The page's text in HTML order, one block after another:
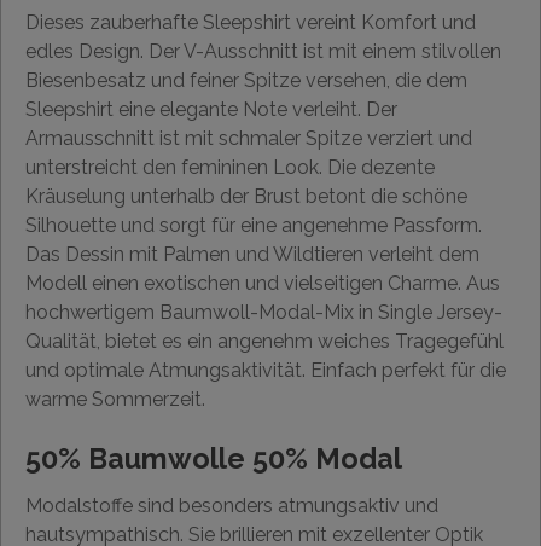
Dieses zauberhafte Sleepshirt vereint Komfort und
edles Design. Der V-Ausschnitt ist mit einem stilvollen
Biesenbesatz und feiner Spitze versehen, die dem
Sleepshirt eine elegante Note verleiht. Der
Armausschnitt ist mit schmaler Spitze verziert und
unterstreicht den femininen Look. Die dezente
Kräuselung unterhalb der Brust betont die schöne
Silhouette und sorgt für eine angenehme Passform.
Das Dessin mit Palmen und Wildtieren verleiht dem
Modell einen exotischen und vielseitigen Charme. Aus
hochwertigem Baumwoll-Modal-Mix in Single Jersey-
Qualität, bietet es ein angenehm weiches Tragegefühl
und optimale Atmungsaktivität. Einfach perfekt für die
warme Sommerzeit.
50% Baumwolle 50% Modal
Modalstoffe sind besonders atmungsaktiv und
hautsympathisch. Sie brillieren mit exzellenter Optik